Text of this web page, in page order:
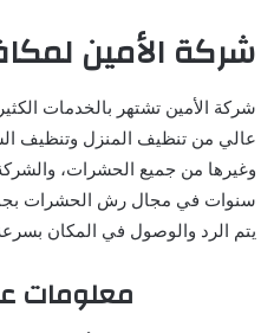
شركة الأمين
شركة الأمين تشتهر بالخدمات
عالي من تنظيف المنزل وتنظيف
وغيرها من جميع الحشرات،
سنوات في مجال رش الحشرات
يتم الرد والوصول في المكان
معلومات